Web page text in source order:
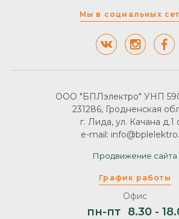
Мы в социальных
График работы
Офис
пн-пт 8.30 -
ООО "БПЛэлектро" УНП
231286, Гродненская
г. Лида, ул. Качана д.1
e-mail:
Продвижение сайта